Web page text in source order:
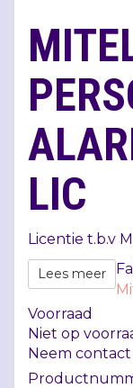
LIC
Licentie t.b.v
Lees meer
Voorraad
Niet op
Neem